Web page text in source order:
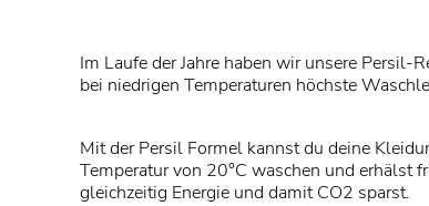
Im Laufe der Jahre haben wir unsere Persil-
bei niedrigen Temperaturen höchste
Mit der Persil Formel kannst du deine
Temperatur von 20°C waschen und erhälst
gleichzeitig Energie und damit CO2 sparst.